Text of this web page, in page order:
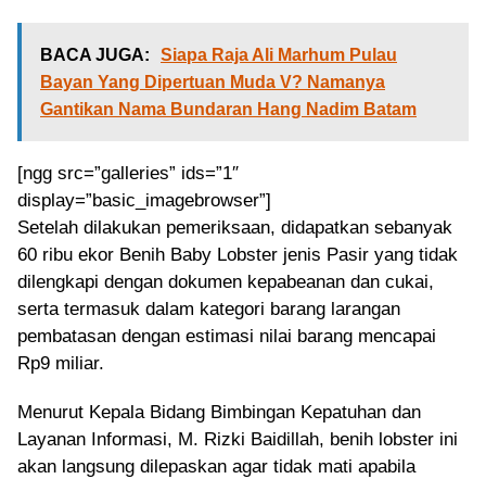
BACA JUGA:
Siapa Raja Ali Marhum Pulau
Bayan Yang Dipertuan Muda V? Namanya
Gantikan Nama Bundaran Hang Nadim Batam
[ngg src=”galleries” ids=”1″
display=”basic_imagebrowser”]
Setelah dilakukan pemeriksaan, didapatkan sebanyak
60 ribu ekor Benih Baby Lobster jenis Pasir yang tidak
dilengkapi dengan dokumen kepabeanan dan cukai,
serta termasuk dalam kategori barang larangan
pembatasan dengan estimasi nilai barang mencapai
Rp9 miliar.
Menurut Kepala Bidang Bimbingan Kepatuhan dan
Layanan Informasi, M. Rizki Baidillah, benih lobster ini
akan langsung dilepaskan agar tidak mati apabila